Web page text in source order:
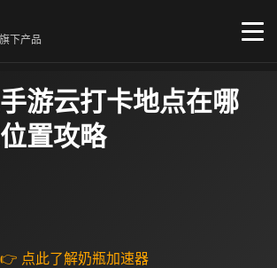
下产品
游云打卡地点在哪
置攻略
👉 点此了解奶瓶加速器